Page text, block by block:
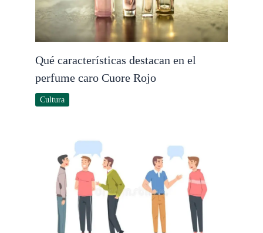
Qué características destacan en el
perfume caro Cuore Rojo
Cultura